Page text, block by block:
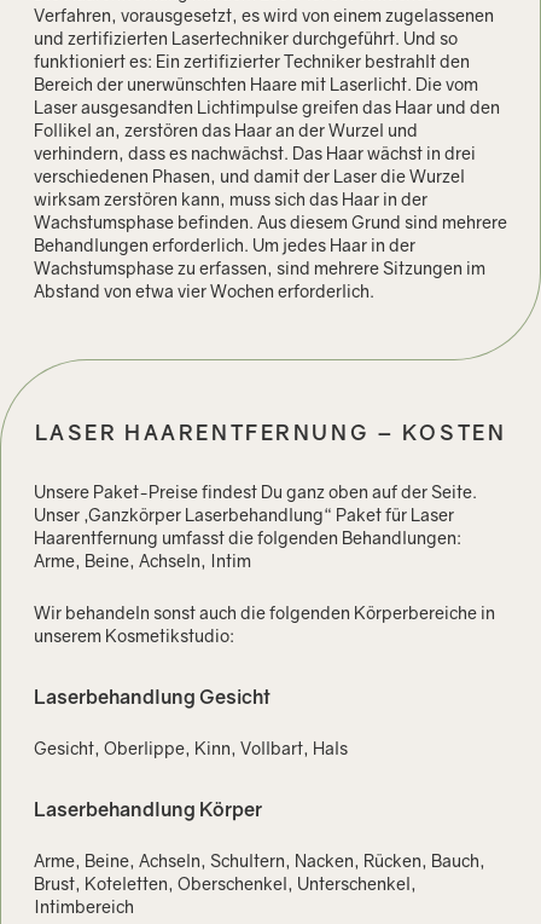
Verfahren, vorausgesetzt, es wird von einem zugelassenen
und zertifizierten Lasertechniker durchgeführt. Und so
funktioniert es: Ein zertifizierter Techniker bestrahlt den
Bereich der unerwünschten Haare mit Laserlicht. Die vom
Laser ausgesandten Lichtimpulse greifen das Haar und den
Follikel an, zerstören das Haar an der Wurzel und
verhindern, dass es nachwächst. Das Haar wächst in drei
verschiedenen Phasen, und damit der Laser die Wurzel
wirksam zerstören kann, muss sich das Haar in der
Wachstumsphase befinden. Aus diesem Grund sind mehrere
Behandlungen erforderlich. Um jedes Haar in der
Wachstumsphase zu erfassen, sind mehrere Sitzungen im
Abstand von etwa vier Wochen erforderlich.
LASER HAARENTFERNUNG – KOSTEN
Unsere Paket-Preise findest Du ganz oben auf der Seite.
Unser „Ganzkörper Laserbehandlung“ Paket für Laser
Haarentfernung umfasst die folgenden Behandlungen:
Arme, Beine, Achseln, Intim
Wir behandeln sonst auch die folgenden Körperbereiche in
unserem Kosmetikstudio:
Laserbehandlung Gesicht
Gesicht, Oberlippe, Kinn, Vollbart, Hals
Laserbehandlung Körper
Arme, Beine, Achseln, Schultern, Nacken, Rücken, Bauch,
Brust, Koteletten, Oberschenkel, Unterschenkel,
Intimbereich